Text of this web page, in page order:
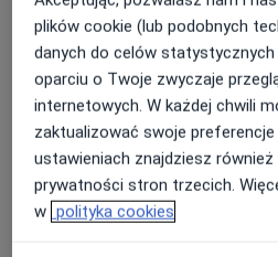
Pacjenci których przyjmuję
Dorośli
Dzieci
Rodzaje konsultacji
StacjonarneZobacz
Zdjęcia i filmy
plików cookie (lub podobnych
danych do celów
oparciu o Twoje zwyczaje
internetowych. W każdej chwili
zaktualizować swoje
ustawieniach znajdziesz również
prywatności stron trzecich.
w polityka cookies